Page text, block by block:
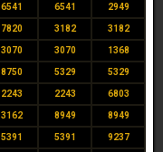
6541 6541 2949
7820 3182 3182
3070 3070 1368
8750 5329 5329
2243 2243 6803
3162 8949 8949
5391 5391 9237